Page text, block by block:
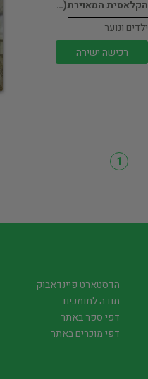
הקלאסית המאוירת(…
ילדים ונוער
רכישה ישירה
1
הדסטארט פיינדאבוק
תודה לתומכים
דפי ספר באתר
דפי מוכרים באתר